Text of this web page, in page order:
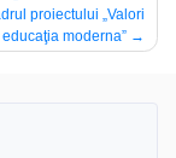
proiectului „Valori
moderna”